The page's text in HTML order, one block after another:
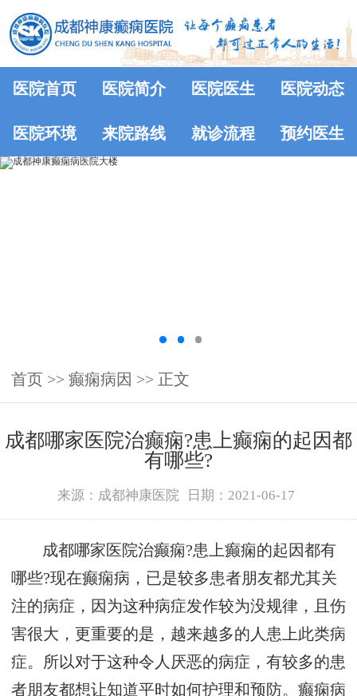
医院首页 医院简介 医院医生 医院动态
医院环境 来院路线 就诊流程 预约医生
首页 >> 癫痫病因 >> 正文
成都哪家医院治癫痫?患上癫痫的起因都
有哪些?
来源：成都神康医院 日期：2021-06-17
成都哪家医院治癫痫?患上癫痫的起因都有
哪些?现在癫痫病，已是较多患者朋友都尤其关
注的病症，因为这种病症发作较为没规律，且伤
害很大，更重要的是，越来越多的人患上此类病
症。所以对于这种令人厌恶的病症，有较多的患
者朋友都想让知道平时如何护理和预防。癫痫病